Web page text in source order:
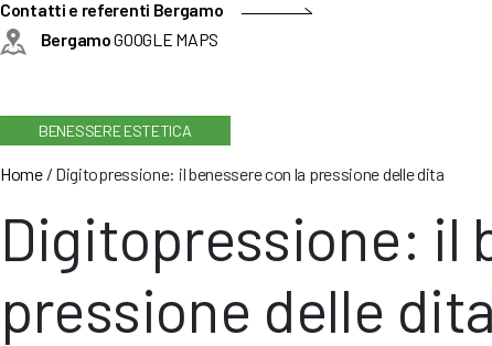
Contatti e referenti Bergamo
BergamoGOOGLE MAPS
BENESSERE ESTETICA
Home/ Digitopressione: il benessere con la pressione delle dita
Digitopressione: il
pressione delle dita